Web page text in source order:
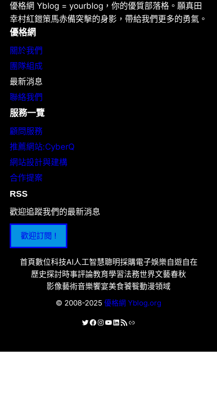
優格網 Yblog = yourblog，你的優質部落格。願真田
幸村紅鎧策馬赤備突擊的身影，帶給我們更多的勇氣。
優格網
關於我們
團隊組成
最新消息
聯絡我們
服務一覽
顧問服務
推薦網站:CyberQ
網站設計與建構
合作提案
RSS
歡迎追蹤我們的最新消息
歡迎訂閱 !
首頁數位科技AI人工智慧聰明採購電子娛樂自遊自在
歷史探討時事評論教育學習法務世界文藝春秋
影像藝術音樂饗宴美食饕餮動漫領域
© 2008-2025 優格網 Yblog.org
X Facebook
Instagram
YouTube
LinkedIn
RSS 資訊提供連結